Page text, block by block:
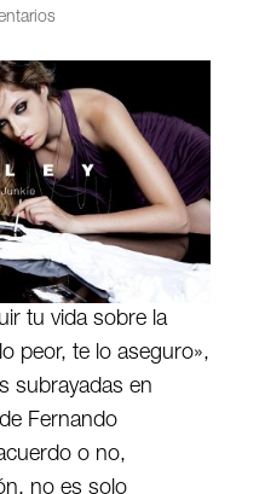
tu vida sobre la
peor, te lo aseguro»,
subrayadas en
Fernando
o no,
no es solo